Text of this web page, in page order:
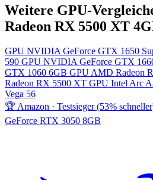
Weitere GPU-
Radeon RX 5500 XT
GPU NVIDIA GeForce GTX 1650
590 GPU NVIDIA GeForce GTX
GTX 1060 6GB GPUAMD Radeon
Radeon RX 5500 XT GPU Intel Arc
Vega 56
🏆 Amazon · Testsieger (53%
GeForce RTX 3050 8GB